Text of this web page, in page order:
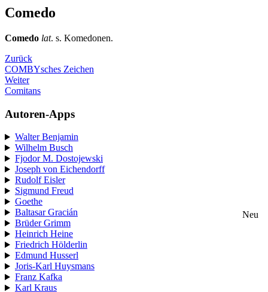
Comedo
Comedo lat. s. Komedonen.
Zurück
COMBYsches Zeichen
Weiter
Comitans
Autoren-Apps
Walter Benjamin
Wilhelm Busch
Fjodor M. Dostojewski
Joseph von Eichendorff
Rudolf Eisler
Sigmund Freud
Goethe
Baltasar Gracián
Neu
Brüder Grimm
Heinrich Heine
Friedrich Hölderlin
Edmund Husserl
Joris-Karl Huysmans
Franz Kafka
Karl Kraus